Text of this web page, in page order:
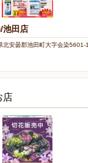
池田店
安曇郡池田町大字会染5601-1
店